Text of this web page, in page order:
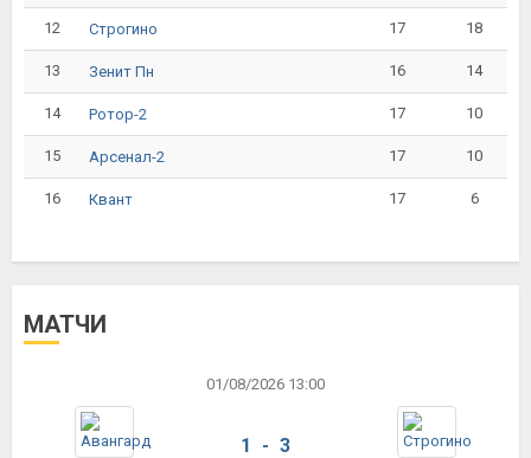
12 Строгино 17 18
13 Зенит Пн 16 14
14 Ротор-2 17 10
15 Арсенал-2 17 10
16 Квант 17 6
МАТЧИ
01/08/2026 13:00
1 - 3